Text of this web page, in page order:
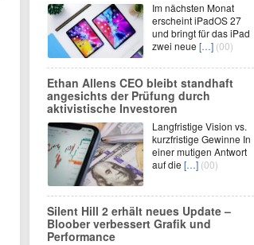
Im nächsten Monat
erscheint iPadOS 27
und bringt für das iPad
zwei neue […] (00)
Ethan Allens CEO bleibt standhaft
angesichts der Prüfung durch
aktivistische Investoren
Langfristige Vision vs.
kurzfristige Gewinne In
einer mutigen Antwort
auf die […] (00)
Silent Hill 2 erhält neues Update –
Bloober verbessert Grafik und
Performance